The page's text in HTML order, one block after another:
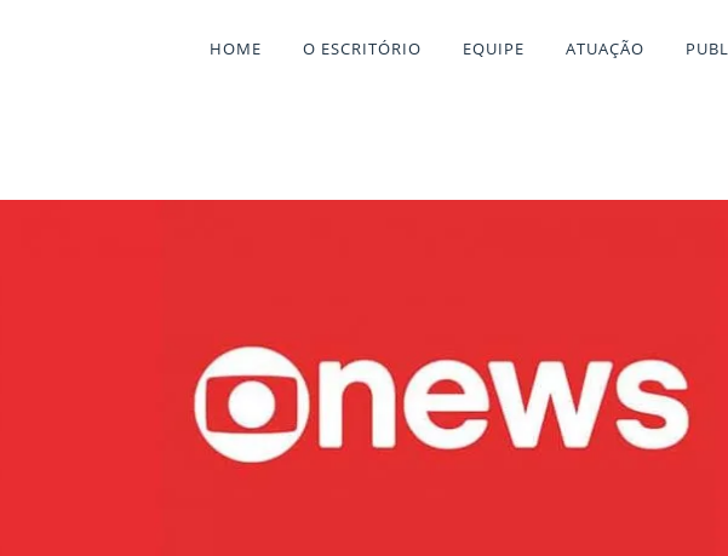
HOME O ESCRITÓRIO EQUIPE ATUAÇÃO